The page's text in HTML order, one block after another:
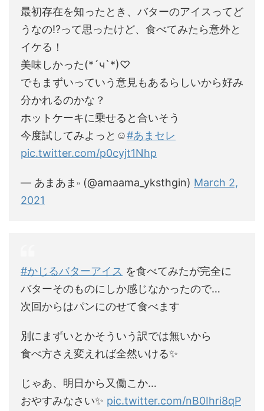
最初存在を知ったとき、バターのアイスってど
うなの⁉️って思ったけど、食べてみたら意外と
イケる！
美味しかった(*´ч`*)♡
でもまずいっていう意見もあるらしいから好み
分かれるのかな？
ホットケーキに乗せると合いそう
今度試してみよっと☺️#あまセレ
pic.twitter.com/p0cyjt1Nhp
— あまあま˒˒ (@amaama_yksthgin) March 2,
2021
#かじるバターアイス を食べてみたが完全に
バターそのものにしか感じなかったので…
次回からはパンにのせて食べます
別にまずいとかそういう訳では無いから
食べ方さえ変えれば全然いける✨
じゃあ、明日から又働こか…
おやすみなさい✨ pic.twitter.com/nB0Ihri8qP